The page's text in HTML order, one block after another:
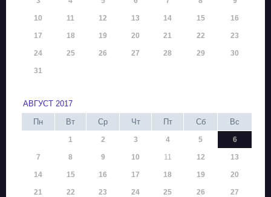
10 11 12 13 14 15 16
17 18 19 20 21 22 23
24 25 26 27 28 29 30
31
АВГУСТ 2017
Пн
Вт Ср Чт Пт Сб Вс
1 2 3 4 5 6
7 8 9 10 11 12 13
14 15 16 17 18 19 20
21 22 23 24 25 26 27